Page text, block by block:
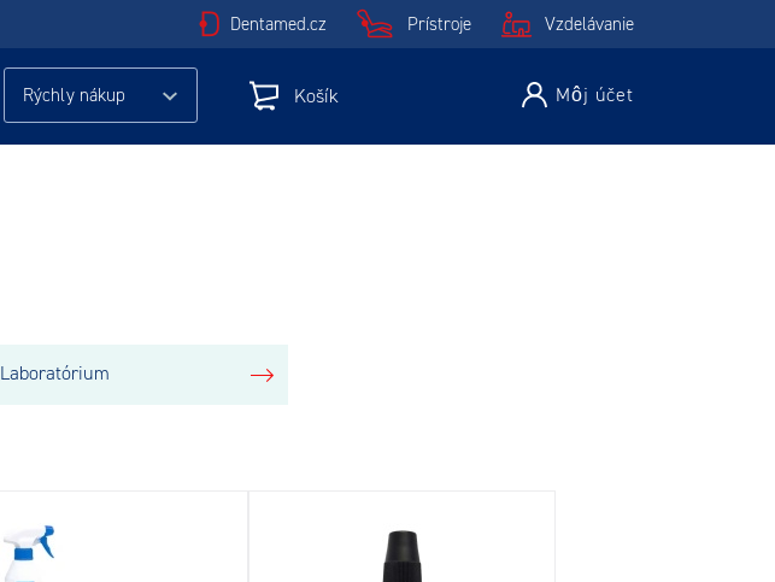
Dentamed.cz Prístroje Vzdelávanie
Rýchly nákup Košík Môj účet
Laboratórium